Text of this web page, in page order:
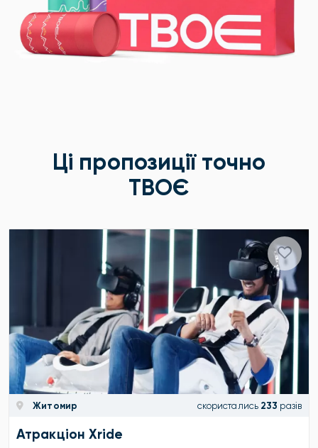
Ці пропозиції точно
ТВОЄ
Житомир скористались 233 разів
Атракціон Xride